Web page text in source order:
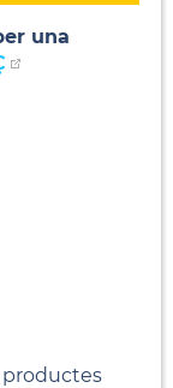
una
productes